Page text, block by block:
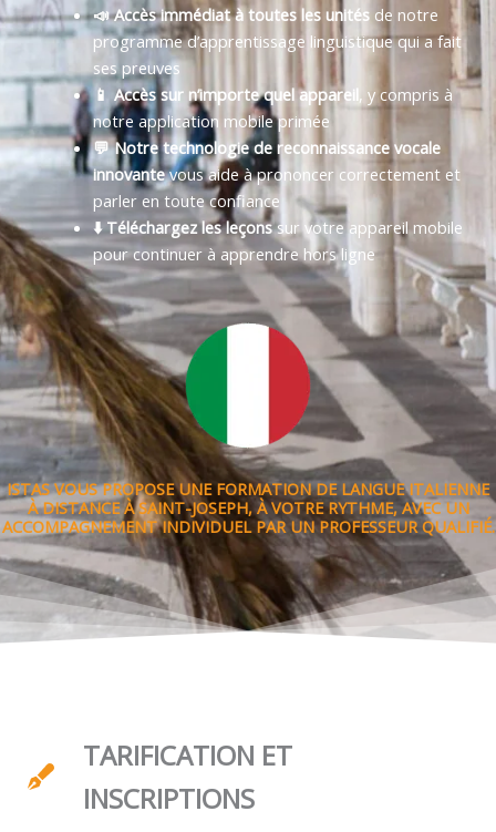
📣 Accès immédiat à toutes les unitésde notre
programme d’apprentissage linguistique qui a fait
ses preuves
📱 Accès sur n’importe quel appareil, y compris à
notre application mobile primée
💬 Notre technologie de reconnaissance vocale
innovantevous aide à prononcer correctement et
parler en toute confiance
⬇️ Téléchargez les leçonssur votre appareil mobile
pour continuer à apprendre hors ligne
ISTAS VOUS PROPOSE UNE FORMATION DE LANGUE ITALIENNE
À DISTANCE À SAINT-JOSEPH, À VOTRE RYTHME, AVEC UN
ACCOMPAGNEMENT INDIVIDUEL PAR UN PROFESSEUR QUALIFIÉ.
TARIFICATION ET
INSCRIPTIONS